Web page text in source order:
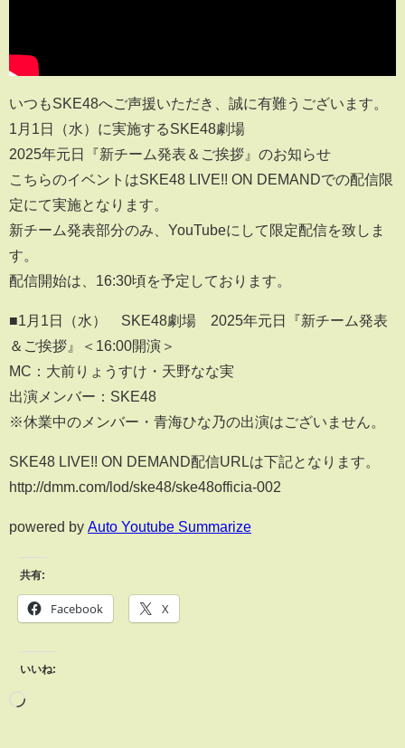
いつもSKE48へご声援いただき、誠に有難うございます。
1月1日（水）に実施するSKE48劇場
2025年元日『新チーム発表＆ご挨拶』のお知らせ
こちらのイベントはSKE48 LIVE!! ON DEMANDでの配信限
定にて実施となります。
新チーム発表部分のみ、YouTubeにして限定配信を致しま
す。
配信開始は、16:30頃を予定しております。
■1月1日（水） SKE48劇場 2025年元日『新チーム発表
＆ご挨拶』＜16:00開演＞
MC：大前りょうすけ・天野なな実
出演メンバー：SKE48
※休業中のメンバー・青海ひな乃の出演はございません。
SKE48 LIVE!! ON DEMAND配信URLは下記となります。
http://dmm.com/lod/ske48/ske48officia-002
powered by Auto Youtube Summarize
共有:
Facebook X
いいね: